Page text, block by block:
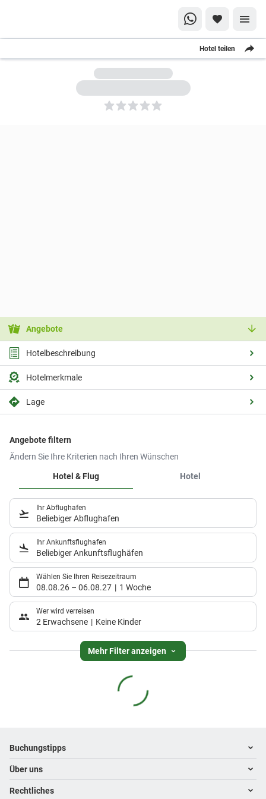
Hotel teilen
5
Angebote
Hotelbeschreibung
Hotelmerkmale
Lage
Angebote filtern
Ändern Sie Ihre Kriterien nach Ihren Wünschen
Hotel & Flug
Hotel
Ihr Abflughafen
Beliebiger Abflughafen
Ihr Ankunftsflughafen
Beliebiger Ankunftsflughäfen
Wählen Sie Ihren Reisezeitraum
08.08.26 – 06.08.27 1 Woche
Wer wird verreisen
2 Erwachsene Keine Kinder
Mehr Filter anzeigen
Footer navigation
Buchungstipps
Warum im Reisebüro buchen
Hoteltipps
Über uns
Kontakt
Rechtliches